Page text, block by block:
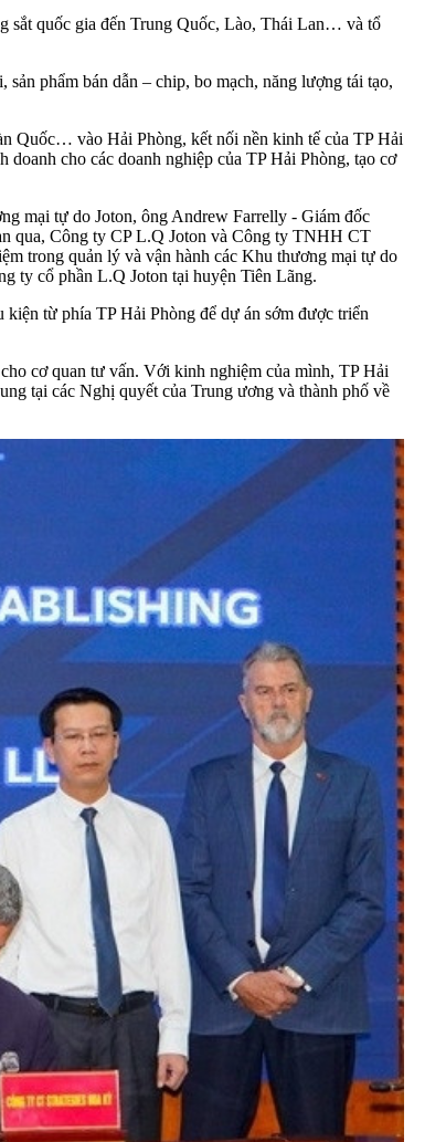
sắt quốc gia đến Trung Quốc, Lào, Thái Lan… và tổ
phẩm bán dẫn – chip, bo mạch, năng lượng tái tạo,
Quốc… vào Hải Phòng, kết nối nền kinh tế của TP Hải
cho các doanh nghiệp của TP Hải Phòng, tạo cơ
mại tự do Joton, ông Andrew Farrelly - Giám đốc
qua, Công ty CP L.Q Joton và Công ty TNHH CT
trong quản lý và vận hành các Khu thương mại tự do
ty cổ phần L.Q Joton tại huyện Tiên Lãng.
từ phía TP Hải Phòng để dự án sớm được triển
cơ quan tư vấn. Với kinh nghiệm của mình, TP Hải
tại các Nghị quyết của Trung ương và thành phố về